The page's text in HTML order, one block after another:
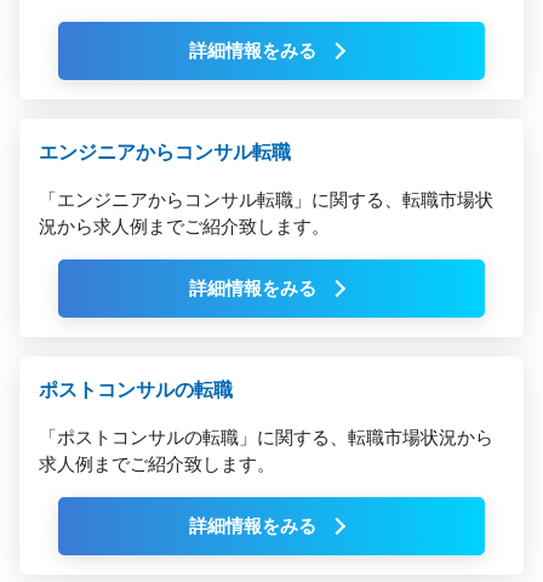
詳細情報をみる
エンジニアからコンサル転職
「エンジニアからコンサル転職」に関する、転職市場状
況から求人例までご紹介致します。
詳細情報をみる
ポストコンサルの転職
「ポストコンサルの転職」に関する、転職市場状況から
求人例までご紹介致します。
詳細情報をみる